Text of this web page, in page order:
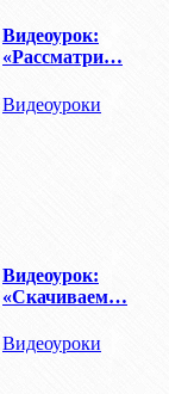
Видеоурок:
«Рассматри…
Видеоуроки
Видеоурок:
«Скачиваем…
Видеоуроки